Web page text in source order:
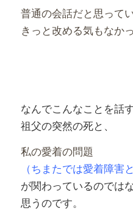
普通の会話だと思ってい
きっと改める気もなか
なんでこんなことを話
祖父の突然の死と、
私の愛着の問題
（ちまたでは愛着障害
が関わっているのでは
思うのです。